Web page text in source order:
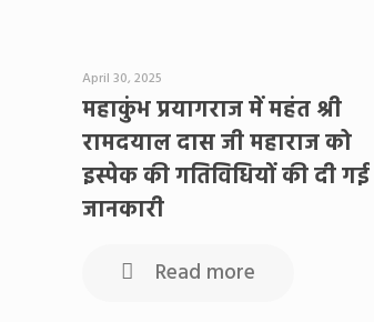
April 30, 2025
महाकुंभ प्रयागराज में महंत श्री
रामदयाल दास जी महाराज को
इस्पेक की गतिविधियों की दी गई
जानकारी
Read more